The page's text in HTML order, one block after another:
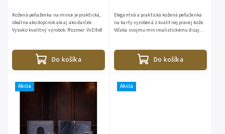
Do košíka
Kožená peňaženka na mince je praktická,
ideálna ako doplnok ale aj ako darček.
Vysoko kvalitný výrobok. Rozmer: VxD 8x8
Do košíka
Elegantná a praktická kožená peňaženka
na karty vyrobená z kvalitnej pravej kože.
Vďaka svojmu minimalistickému dizajnu
Akcia Akcia